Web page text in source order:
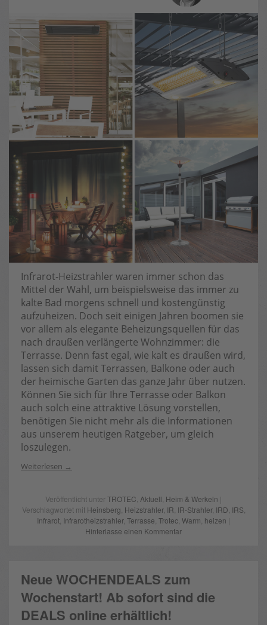
Infrarot-Heizstrahler waren immer schon das
Mittel der Wahl, um beispielsweise das immer zu
kalte Bad morgens schnell und kostengünstig
aufzuheizen. Doch seit einigen Jahren boomen sie
vor allem als elegante Beheizungsquellen für das
nach draußen verlängerte Wohnzimmer: die
Terrasse. Denn fast egal, wie kalt es draußen wird,
lassen sich damit Terrassen, Balkone oder auch
der heimische Garten das ganze Jahr über nutzen.
Können Sie sich für Ihre Terrasse oder Balkon
auch solch eine attraktive Lösung vorstellen,
benötigen Sie nicht mehr als die Informationen
aus unserem heutigen Ratgeber, um gleich
loszulegen.
Weiterlesen
Veröffentlicht unterTROTEC Aktuell Heim & Werkeln |
Verschlagwortet mit Heinsberg Heizstrahler, IR IR-Strahler, IRD IRS
Infrarot Infrarotheizstrahler, Terrasse Trotec Warm heizen |
Hinterlasse einen Kommentar
Neue WOCHENDEALS zum
Wochenstart! Ab sofort sind die
DEALS online erhältlich!